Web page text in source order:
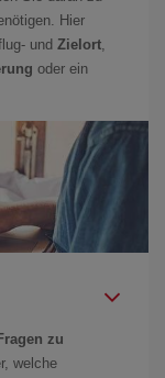
Hier
und Zielort,
oder ein
zu
welche